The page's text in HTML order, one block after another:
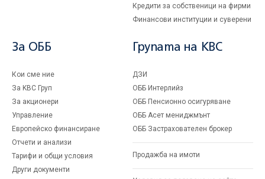
Кредити за собственици на фирми
Финансови институции и суверени
За ОББ
Кои сме ние
За KBC Груп
За акционери
Управление
Европейско финансиране
Отчети и анализи
Тарифи и общи условия
Други документи
Групата на KBC
ДЗИ
ОББ Интерлийз
ОББ Пенсионно осигуряване
ОББ Асет мениджмънт
ОББ Застрахователен брокер
Продажба на имоти